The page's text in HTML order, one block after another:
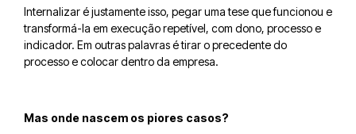
Internalizar é justamente isso, pegar uma tese que funcionou e
transformá-la em execução repetível, com dono, processo e
indicador. Em outras palavras é tirar o precedente do
processo e colocar dentro da empresa.
Mas onde nascem os piores casos?